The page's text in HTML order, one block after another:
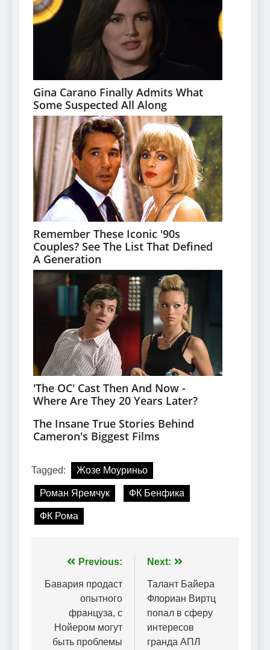
Tagged: Жозе Моуриньо
Роман Яремчук ФК Бенфика
ФК Рома
Навігація
записів
Previous:
Бавария продаст
опытного
француза, с
Нойером могут
быть проблемы
Next:
Талант Байера
Флориан Виртц
попал в сферу
интересов
гранда АПЛ